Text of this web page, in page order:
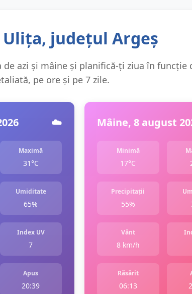
județul Argeș
de azi și mâine și planifică-ți ziua în funcție
pe ore și pe 7 zile.
☁️
Maximă
31°C
Umiditate
65%
Index UV
7
Apus
20:39
Mâine, 8 august
Minimă
17°C
Precipitații
55%
Vânt
8 km/h
Răsărit
06:13